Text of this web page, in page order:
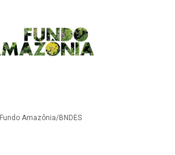
Fundo Amazônia/BNDES